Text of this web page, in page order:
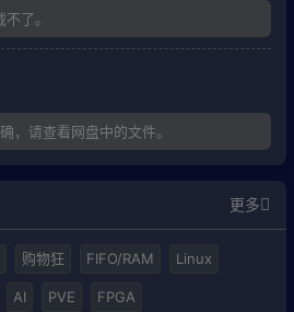
了。
，请查看网盘中的文件。
更多
购物狂 FIFO/RAM Linux
AI PVE FPGA